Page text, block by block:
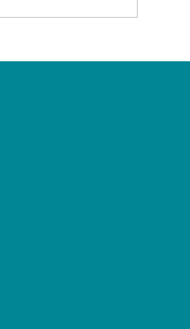
間：誰もが自分らしく、